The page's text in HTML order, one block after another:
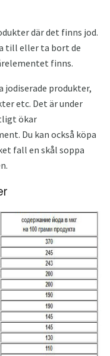
där det finns jod.
till eller ta bort de
finns.
jodiserade produkter,
etc. Det är under
ökar
Du kan också köpa
fall en skål soppa